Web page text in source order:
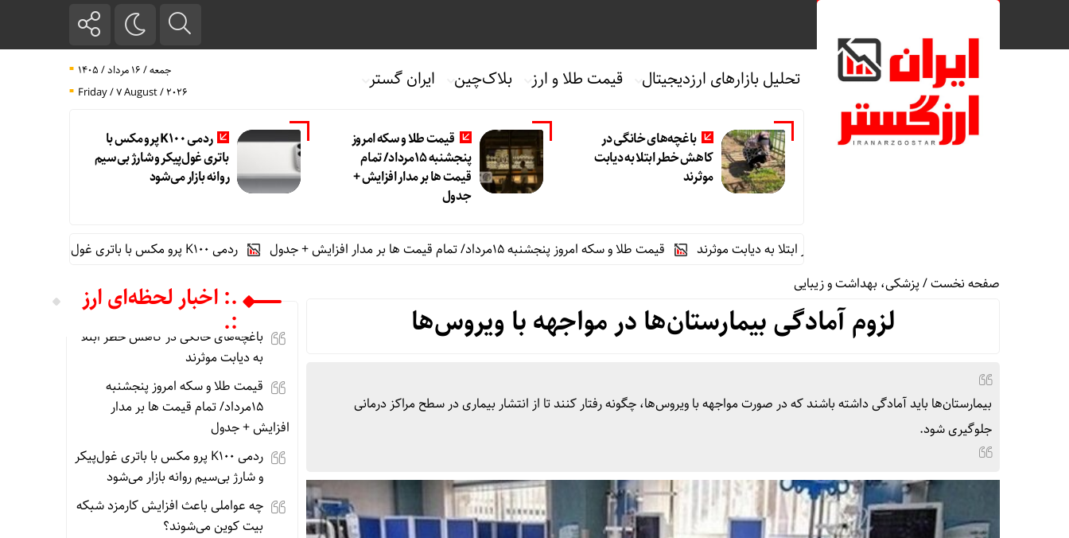
تحلیل بازارهای ارزدیجیتال قیمت طلا و ارز بلاک‌چین ایران گستر
جمعه / ۱۶ مرداد / ۱۴۰۵
Friday / 7 August / 2026
باغچه‌های خانگی در
کاهش خطر ابتلا به دیابت
موثرند
قیمت طلا و سکه امروز
پنجشنبه 15مرداد/ تمام
قیمت ها بر مدار افزایش +
جدول
ردمی K100 پرو مکس با
باتری غول‌پیکر و شارژ بی‌سیم
روانه بازار می‌شود
باغچه‌های خانگی در کاهش خطر ابتلا به دیابت موثرند قیمت طلا و سکه امروز پنجشنبه 15مرداد/ تمام قیمت ها بر مدار افزایش + جدول
ردمی K100 پرو مکس با باتری غول‌پیکر و شارژ بی‌سیم روانه بازار می‌شود
صفحه نخست/پزشکی، بهداشت و زیبایی
لزوم آمادگی بیمارستان‌ها در مواجهه با ویروس‌ها
بیمارستان‌ها باید آمادگی داشته باشند که در صورت مواجهه با ویروس‌ها، چگونه رفتار کنند تا از انتشار بیماری در سطح مراکز درمانی
جلوگیری شود.
.: اخبار لحظه‌ای ارز
:.
باغچه‌های خانگی در کاهش خطر ابتلا
به دیابت موثرند
قیمت طلا و سکه امروز پنجشنبه
15مرداد/ تمام قیمت ها بر مدار
افزایش + جدول
ردمی K100 پرو مکس با باتری غول‌پیکر
و شارژ بی‌سیم روانه بازار می‌شود
چه عواملی باعث افزایش کارمزد شبکه
بیت کوین می‌شوند؟